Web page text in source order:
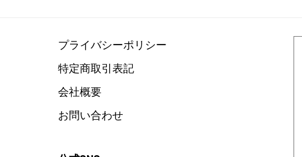
プライバシーポリシー
特定商取引表記
会社概要
お問い合わせ